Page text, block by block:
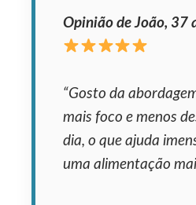
Opinião de João, 37
“Gosto da
mais foco e menos
dia, o que ajuda
uma alimentação